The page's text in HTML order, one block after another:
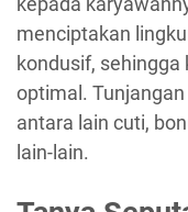
menciptakan
kondusif,
optimal.
antara lain cuti,
lain-lain.